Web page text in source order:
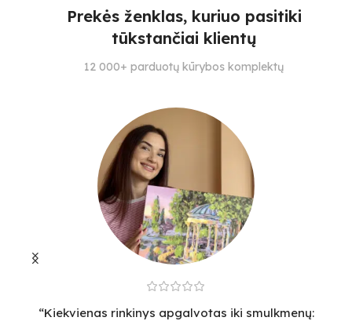
SUDĖTINGUMO LYGIS
3
SPALVŲ KIEKIS
26
Prekės ženklas, kuriuo pasitiki
tūkstančiai klientų
12 000+ parduotų kūrybos komplektų
“Kiekvienas rinkinys apgalvotas iki smulkmenų: